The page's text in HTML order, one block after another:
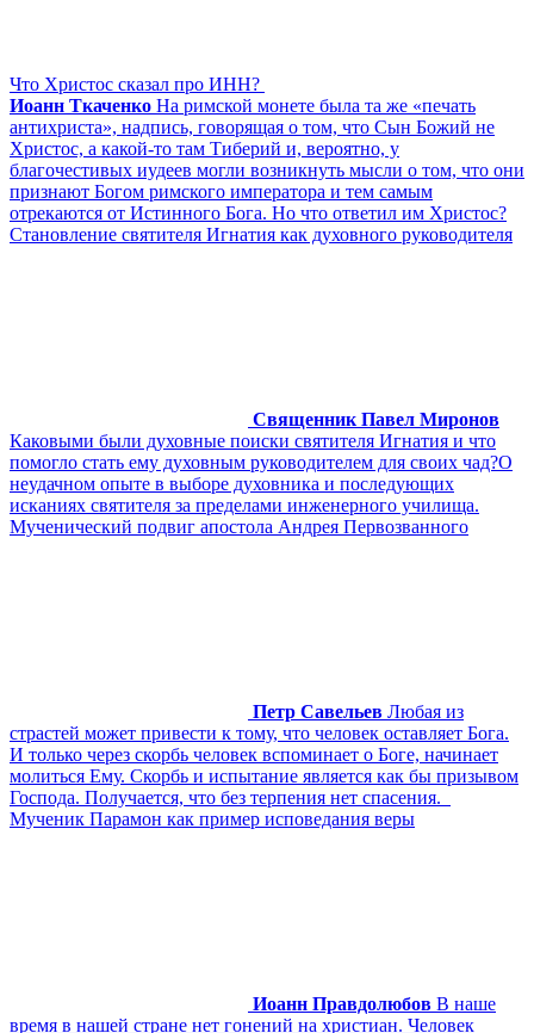
Что Христос сказал про ИНН?
Иоанн Ткаченко На римской монете была та же «печать
антихриста», надпись, говорящая о том, что Сын Божий не
Христос, а какой-то там Тиберий и, вероятно, у
благочестивых иудеев могли возникнуть мысли о том, что они
признают Богом римского императора и тем самым
отрекаются от Истинного Бога. Но что ответил им Христос?
Становление святителя Игнатия как духовного руководителя
Священник Павел Миронов
Каковыми были духовные поиски святителя Игнатия и что
помогло стать ему духовным руководителем для своих чад?О
неудачном опыте в выборе духовника и последующих
исканиях святителя за пределами инженерного училища.
Мученический подвиг апостола Андрея Первозванного
Петр Савельев Любая из
страстей может привести к тому, что человек оставляет Бога.
И только через скорбь человек вспоминает о Боге, начинает
молиться Ему. Скорбь и испытание является как бы призывом
Господа. Получается, что без терпения нет спасения.
Мученик Парамон как пример исповедания веры
Иоанн Правдолюбов В наше
время в нашей стране нет гонений на христиан. Человек